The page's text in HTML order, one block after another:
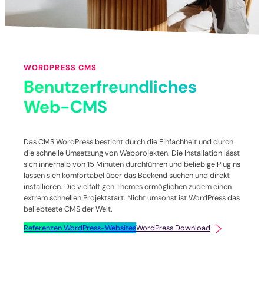
WORDPRESS CMS
Benutzerfreundliches
Web-CMS
Das CMS WordPress besticht durch die Einfachheit und durch
die schnelle Umsetzung von Webprojekten. Die Installation lässt
sich innerhalb von 15 Minuten durchführen und beliebige Plugins
lassen sich komfortabel über das Backend suchen und direkt
installieren. Die vielfältigen Themes ermöglichen zudem einen
extrem schnellen Projektstart. Nicht umsonst ist WordPress das
beliebteste CMS der Welt.
Referenzen WordPress-WebsitesWordPress Download